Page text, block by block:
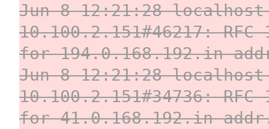
Jun 8 12:21:28
10.100.2.151#46217:
for 194.0.168.192.in-
Jun 8 12:21:28
10.100.2.151#34736:
for 41.0.168.192.in-